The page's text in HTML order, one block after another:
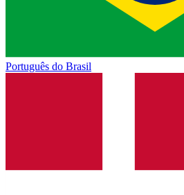
Português do Brasil